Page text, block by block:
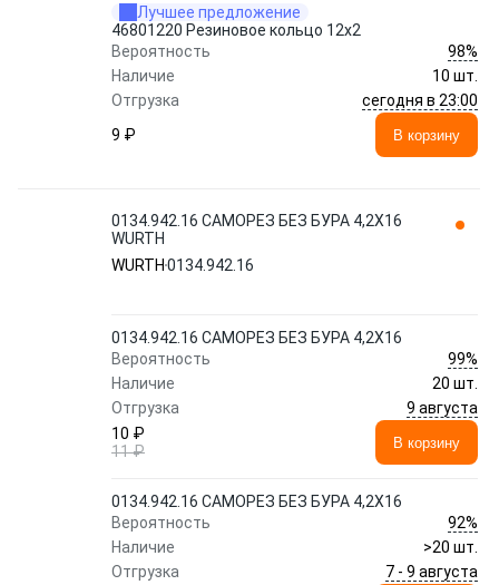
Лучшее предложение
46801220 Резиновое кольцо 12х2
Вероятность
98%
Наличие
10 шт.
Отгрузка
сегодня в 23:00
9 ₽
В корзину
0134.942.16 САМОРЕЗ БЕЗ БУРА 4,2Х16
WURTH
WURTH 0134.942.16
0134.942.16 САМОРЕЗ БЕЗ БУРА 4,2Х16
Вероятность
99%
Наличие
20 шт.
Отгрузка
9 августа
10 ₽
11 ₽
В корзину
0134.942.16 САМОРЕЗ БЕЗ БУРА 4,2Х16
Вероятность
92%
Наличие
>20 шт.
Отгрузка
7 - 9 августа